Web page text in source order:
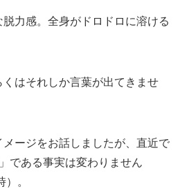
力感。全身がドロドロに溶ける
はそれしか言葉が出てきませ
ージをお話しましたが、直近で
である事実は変わりません
）。